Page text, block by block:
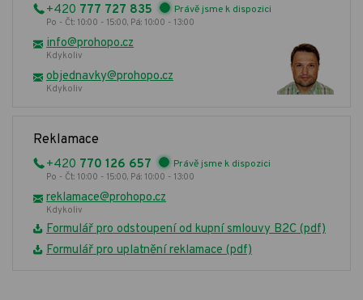
+420 777 727 835 Právě jsme k dispozici
Po - Čt: 10:00 - 15:00, Pá: 10:00 - 13:00
info@prohopo.cz
Kdykoliv
objednavky@prohopo.cz
Kdykoliv
Reklamace
+420 770 126 657 Právě jsme k dispozici
Po - Čt: 10:00 - 15:00, Pá: 10:00 - 13:00
reklamace@prohopo.cz
Kdykoliv
Formulář pro odstoupení od kupní smlouvy B2C (pdf)
Formulář pro uplatnění reklamace (pdf)